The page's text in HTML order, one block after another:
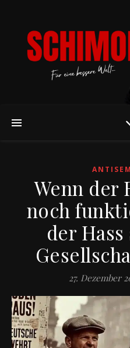
Wenn der
noch
der
27. Dezember